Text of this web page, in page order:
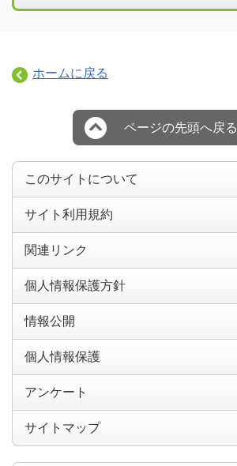
ホームに戻る
ページの先頭へ戻る
このサイトについて
サイト利用規約
関連リンク
個人情報保護方針
情報公開
個人情報保護
アンケート
サイトマップ